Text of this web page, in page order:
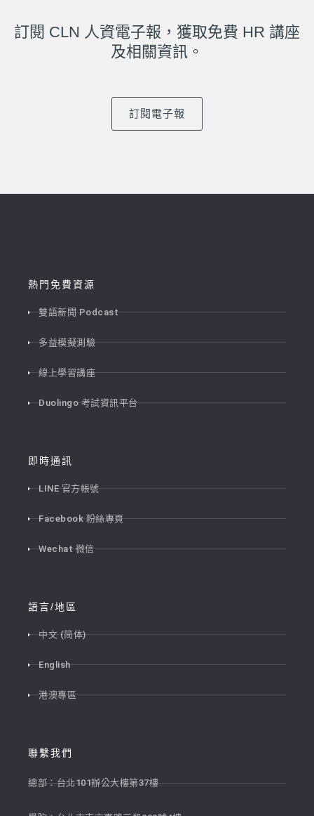
訂閱 CLN 人資電子報，獲取免費 HR 講座
及相關資訊。
訂閱電子報
熱門免費資源
雙語新聞 Podcast
多益模擬測驗
線上學習講座
Duolingo 考試資訊平台
即時通訊
LINE 官方帳號
Facebook 粉絲專頁
Wechat 微信
語言/地區
中文 (简体)
English
港澳專區
聯繫我們
總部：台北101辦公大樓第37樓